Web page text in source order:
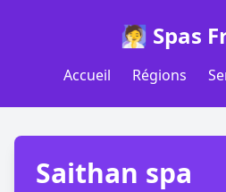
🧖 Spas
Accueil Régions
Saithan spa